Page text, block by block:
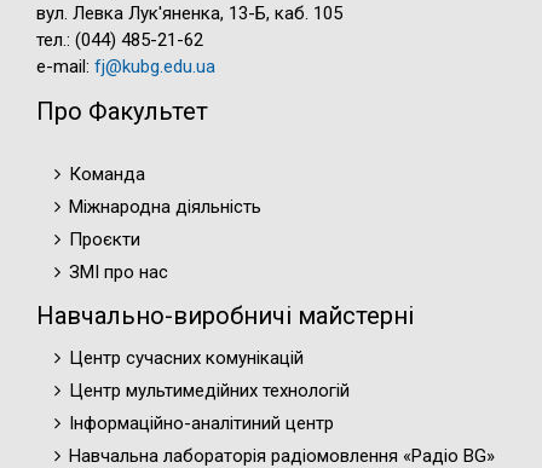
вул. Левка Лук'яненка, 13-Б, каб. 105
тел.: (044) 485-21-62
e-mail: fj@kubg.edu.ua
Про Факультет
Команда
Міжнародна діяльність
Проєкти
ЗМІ про нас
Навчально-виробничі майстерні
Центр сучасних комунікацій
Центр мультимедійних технологій
Інформаційно-аналітиний центр
Навчальна лабораторія радіомовлення «Радіо BG»